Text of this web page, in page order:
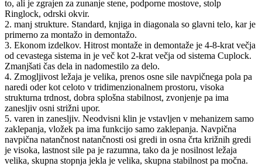
to, ali je zgrajen za zunanje stene, podporne mostove, stolp
Ringlock, odrski okvir.
2. manj strukture. Standard, knjiga in diagonala so glavni telo, kar je
primerno za montažo in demontažo.
3. Ekonom izdelkov. Hitrost montaže in demontaže je 4-8-krat večja
od cevastega sistema in je več kot 2-krat večja od sistema Cuplock.
Zmanjšati čas dela in nadomestilo za delo.
4. Zmogljivost ležaja je velika, prenos osne sile navpičnega pola pa
naredi oder kot celoto v tridimenzionalnem prostoru, visoka
strukturna trdnost, dobra splošna stabilnost, zvonjenje pa ima
zanesljiv osni strižni upor.
5. varen in zanesljiv. Neodvisni klin je vstavljen v mehanizem samo
zaklepanja, vložek pa ima funkcijo samo zaklepanja. Navpična
navpična natančnost natančnosti osi gredi in osna črta križnih gredi
je visoka, lastnost sile pa je razumna, tako da je nosilnost ležaja
velika, skupna stopnja jekla je velika, skupna stabilnost pa močna.